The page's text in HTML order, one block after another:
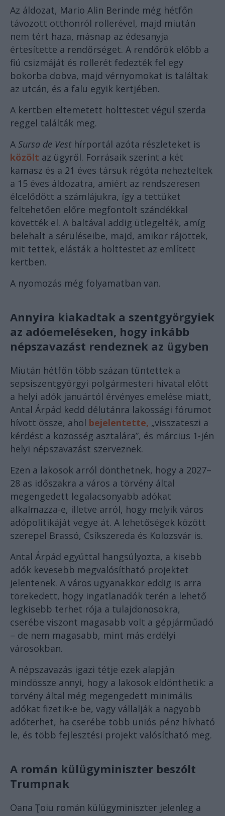
Az áldozat, Mario Alin Berinde még hétfőn
távozott otthonról rollerével, majd miután
nem tért haza, másnap az édesanyja
értesítette a rendőrséget. A rendőrök előbb a
fiú csizmáját és rollerét fedezték fel egy
bokorba dobva, majd vérnyomokat is találtak
az utcán, és a falu egyik kertjében.
A kertben eltemetett holttestet végül szerda
reggel találták meg.
A Sursa de Vesthírportál azóta részleteket is
közölt az ügyről. Forrásaik szerint a két
kamasz és a 21 éves társuk régóta nehezteltek
a 15 éves áldozatra, amiért az rendszeresen
élcelődött a számlájukra, így a tettüket
feltehetően előre megfontolt szándékkal
követték el. A baltával addig ütlegelték, amíg
belehalt a sérüléseibe, majd, amikor rájöttek,
mit tettek, elásták a holttestet az említett
kertben.
A nyomozás még folyamatban van.
Annyira kiakadtak a szentgyörgyiek
az adóemeléseken, hogy inkább
népszavazást rendeznek az ügyben
Miután hétfőn több százan tüntettek a
sepsiszentgyörgyi polgármesteri hivatal előtt
a helyi adók januártól érvényes emelése miatt,
Antal Árpád kedd délutánra lakossági fórumot
hívott össze, ahol bejelentette, „visszateszi a
kérdést a közösség asztalára”, és március 1-jén
helyi népszavazást szerveznek.
Ezen a lakosok arról dönthetnek, hogy a 2027–
28 as időszakra a város a törvény által
megengedett legalacsonyabb adókat
alkalmazza-e, illetve arról, hogy melyik város
adópolitikáját vegye át. A lehetőségek között
szerepel Brassó, Csíkszereda és Kolozsvár is.
Antal Árpád egyúttal hangsúlyozta, a kisebb
adók kevesebb megvalósítható projektet
jelentenek. A város ugyanakkor eddig is arra
törekedett, hogy ingatlanadók terén a lehető
legkisebb terhet rója a tulajdonosokra,
cserébe viszont magasabb volt a gépjárműadó
– de nem magasabb, mint más erdélyi
városokban.
A népszavazás igazi tétje ezek alapján
mindössze annyi, hogy a lakosok eldönthetik: a
törvény által még megengedett minimális
adókat fizetik-e be, vagy vállalják a nagyobb
adóterhet, ha cserébe több uniós pénz hívható
le, és több fejlesztési projekt valósítható meg.
A román külügyminiszter beszólt
Trumpnak
Oana Ţoiu román külügyminiszter jelenleg a